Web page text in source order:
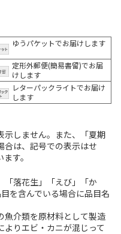
ゆうパケットでお届けします
定形外郵便(簡易書留)でお届
けします
レターパックライトでお届け
します
示しません。また、「夏期
合は、記号での表示はせ
す。
「落花生」「えび」「か
を含んでいる場合に品目名
介類を原材料として製造
りエビ・カニが混じって